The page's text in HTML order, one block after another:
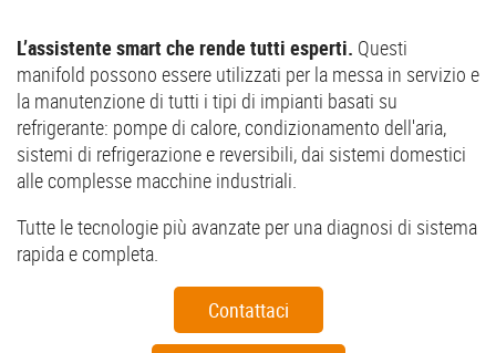
L’assistente smart che rende tutti esperti. Questi
manifold possono essere utilizzati per la messa in servizio e
la manutenzione di tutti i tipi di impianti basati su
refrigerante: pompe di calore, condizionamento dell'aria,
sistemi di refrigerazione e reversibili, dai sistemi domestici
alle complesse macchine industriali.
Tutte le tecnologie più avanzate per una diagnosi di sistema
rapida e completa.
Contattaci